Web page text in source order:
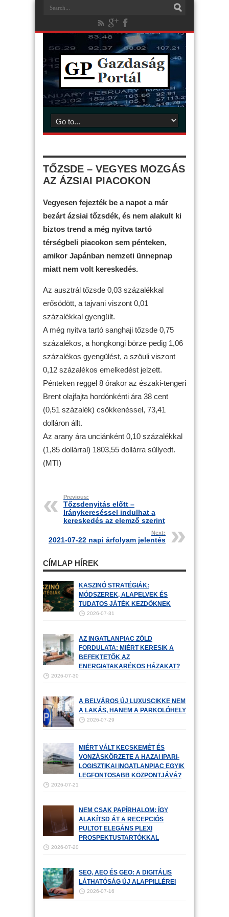
TŐZSDE – VEGYES MOZGÁS
AZ ÁZSIAI PIACOKON
Vegyesen fejezték be a napot a már
bezárt ázsiai tőzsdék, és nem alakult ki
biztos trend a még nyitva tartó
térségbeli piacokon sem pénteken,
amikor Japánban nemzeti ünnepnap
miatt nem volt kereskedés.
Az ausztrál tőzsde 0,03 százalékkal
erősödött, a tajvani viszont 0,01
százalékkal gyengült.
A még nyitva tartó sanghaji tőzsde 0,75
százalékos, a hongkongi börze pedig 1,06
százalékos gyengülést, a szöuli viszont
0,12 százalékos emelkedést jelzett.
Pénteken reggel 8 órakor az északi-tengeri
Brent olajfajta hordónkénti ára 38 cent
(0,51 százalék) csökkenéssel, 73,41
dolláron állt.
Az arany ára unciánként 0,10 százalékkal
(1,85 dollárral) 1803,55 dollárra süllyedt.
(MTI)
Previous:
Tőzsdenyitás előtt –
Iránykereséssel indulhat a
kereskedés az elemző szerint
Next:
2021-07-22 napi árfolyam jelentés
CÍMLAP HÍREK
KASZINÓ STRATÉGIÁK:
MÓDSZEREK, ALAPELVEK ÉS
TUDATOS JÁTÉK KEZDŐKNEK
2026-07-31
AZ INGATLANPIAC ZÖLD
FORDULATA: MIÉRT KERESIK A
BEFEKTETŐK AZ
ENERGIATAKARÉKOS HÁZAKAT?
2026-07-30
A BELVÁROS ÚJ LUXUSCIKKE NEM
A LAKÁS, HANEM A PARKOLÓHELY
2026-07-29
MIÉRT VÁLT KECSKEMÉT ÉS
VONZÁSKÖRZETE A HAZAI IPARI-
LOGISZTIKAI INGATLANPIAC EGYIK
LEGFONTOSABB KÖZPONTJÁVÁ?
2026-07-21
NEM CSAK PAPÍRHALOM: ÍGY
ALAKÍTSD ÁT A RECEPCIÓS
PULTOT ELEGÁNS PLEXI
PROSPEKTUSTARTÓKKAL
2026-07-20
SEO, AEO ÉS GEO: A DIGITÁLIS
LÁTHATÓSÁG ÚJ ALAPPILLÉREI
2026-07-16